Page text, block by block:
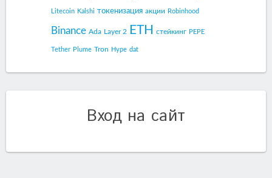
Litecoin Kalshi токенизация акции Robinhood
Binance Ada Layer 2 ETH стейкинг PEPE
Tether Plume Tron Hype dat
Вход на сайт